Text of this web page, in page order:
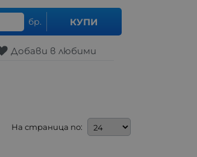
бр. КУПИ
Добави в любими
На страница по: